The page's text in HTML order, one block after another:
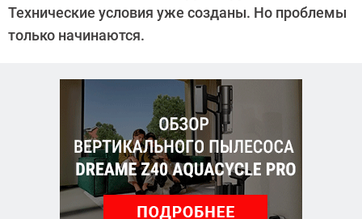
Технические условия уже созданы. Но проблемы
только начинаются.